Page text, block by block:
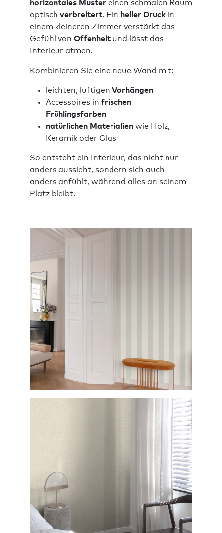
horizontales Muster einen schmalen Raum
optisch verbreitert. Ein heller Druck in
einem kleineren Zimmer verstärkt das
Gefühl von Offenheit und lässt das
Interieur atmen.
Kombinieren Sie eine neue Wand mit:
leichten, luftigen Vorhängen
Accessoires in frischen
Frühlingsfarben
natürlichen Materialien wie Holz,
Keramik oder Glas
So entsteht ein Interieur, das nicht nur
anders aussieht, sondern sich auch
anders anfühlt, während alles an seinem
Platz bleibt.